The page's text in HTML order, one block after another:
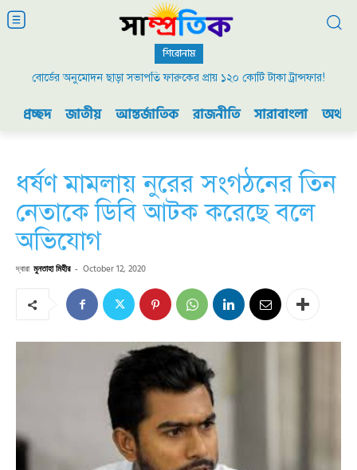
শিরোনাম
বোর্ডের অনুমোদন ছাড়া সভাপতি ফারুকের প্রায় ১২০ কোটি টাকা ট্রান্সফার!
প্রচ্ছদ জাতীয় আন্তর্জাতিক রাজনীতি সারাবাংলা
ধর্ষণ মামলায় নুরের সংগঠনের তিন
নেতাকে ডিবি আটক করেছে বলে
অভিযোগ
দ্বারা মুনতাহা মিহীর - October 12, 2020